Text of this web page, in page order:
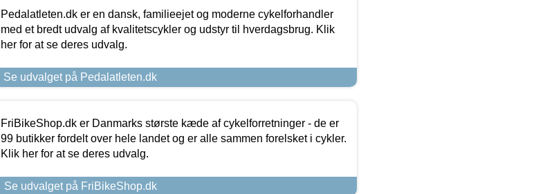
Pedalatleten.dk er en dansk, familieejet og moderne cykelforhandler
med et bredt udvalg af kvalitetscykler og udstyr til hverdagsbrug. Klik
her for at se deres udvalg.
Se udvalget på Pedalatleten.dk
FriBikeShop.dk er Danmarks største kæde af cykelforretninger - de er
99 butikker fordelt over hele landet og er alle sammen forelsket i cykler.
Klik her for at se deres udvalg.
Se udvalget på FriBikeShop.dk